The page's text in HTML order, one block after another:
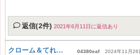
返信(2件) 2021年6月11日に返信あり
クローム＆てれさ！ 04380eaf 2024年11月26